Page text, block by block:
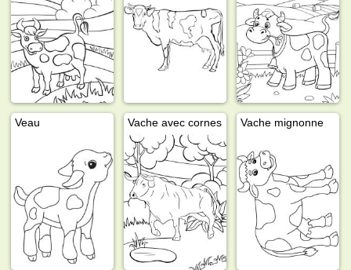
Veau Vache avec cornes Vache mignonne